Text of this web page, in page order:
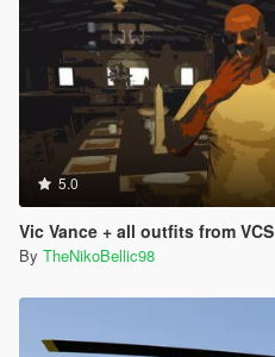
5.0
Vic Vance + all outfits from VCS
By TheNikoBellic98